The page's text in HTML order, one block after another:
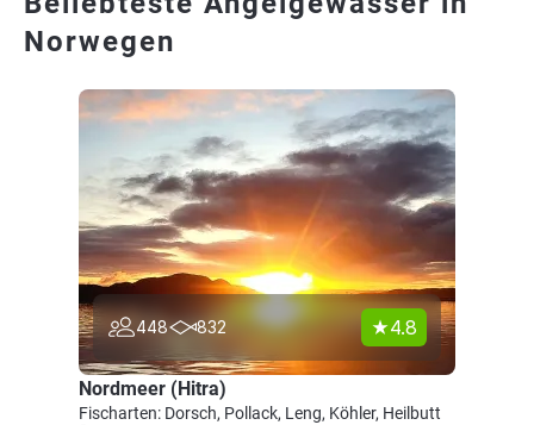
Norwegen
448 832 4.8
Nordmeer (Hitra)
Fischarten: Dorsch, Pollack, Leng, Köhler, Heilbutt